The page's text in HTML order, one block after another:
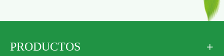
PRODUCTOS 